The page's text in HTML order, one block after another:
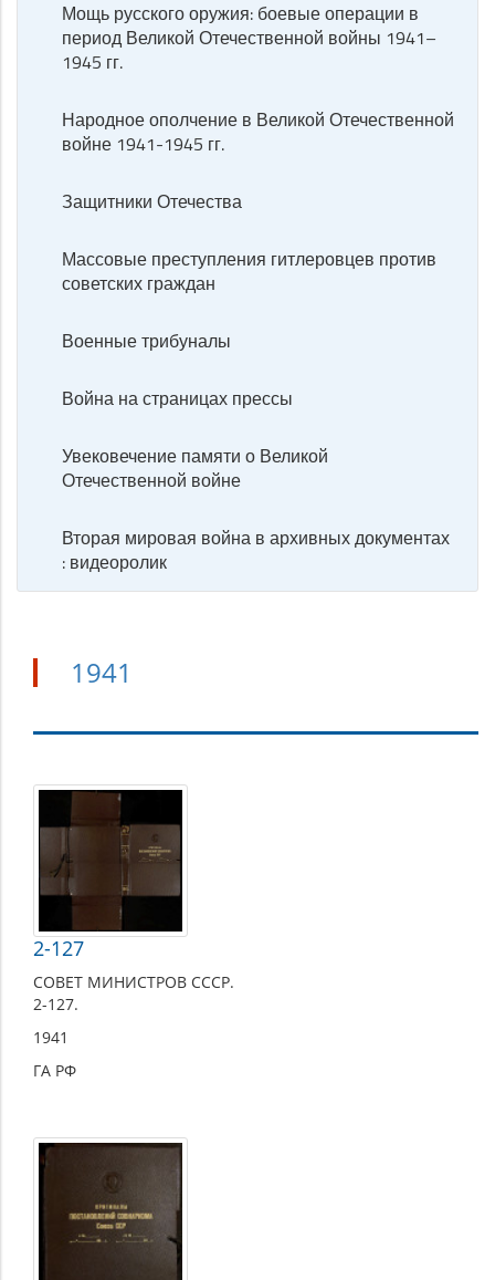
Мощь русского оружия: боевые операции в
период Великой Отечественной войны 1941–
1945 гг.
Народное ополчение в Великой Отечественной
войне 1941-1945 гг.
Защитники Отечества
Массовые преступления гитлеровцев против
советских граждан
Военные трибуналы
Война на страницах прессы
Увековечение памяти о Великой
Отечественной войне
Вторая мировая война в архивных документах
: видеоролик
1941
1941
2-127
СОВЕТ МИНИСТРОВ СССР.
2-127.
1941
ГА РФ